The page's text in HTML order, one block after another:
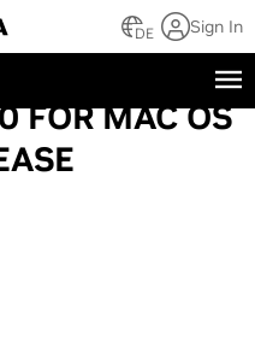
DE Sign In
FOR MAC OS